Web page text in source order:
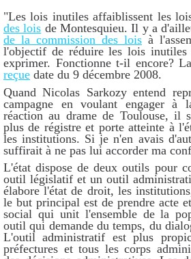
"Les lois inutiles affaiblissent les
des lois de Montesquieu. Il y a
de la commission des lois à
l'objectif de réduire les lois inutiles
exprimer. Fonctionne t-il encore?
reçue date du 9 décembre 2008.
Quand Nicolas Sarkozy entend
campagne en voulant engager
réaction au drame de Toulouse, il
plus de régistre et porte atteinte à
les institutions. Si je n'en avais
suffirait à ne pas lui accorder ma
L'état dispose de deux outils pour
outil législatif et un outil
élabore l'état de droit, les
le but principal est de prendre acte
social qui unit l'ensemble de la
outil qui demande du temps, du
L'outil administratif est plus
préfectures et tous les corps